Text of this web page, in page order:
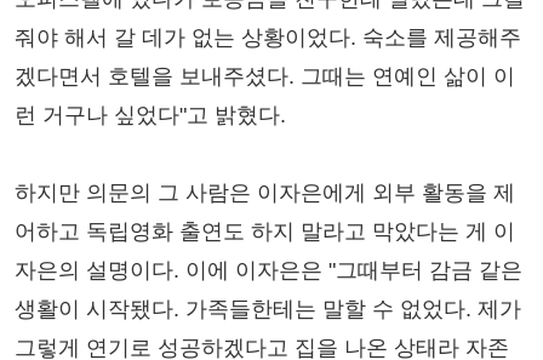
줘야 해서 갈 데가 없는 상황이었다. 숙소를 제공해주
겠다면서 호텔을 보내주셨다. 그때는 연예인 삶이 이
런 거구나 싶었다"고 밝혔다.
하지만 의문의 그 사람은 이자은에게 외부 활동을 제
어하고 독립영화 출연도 하지 말라고 막았다는 게 이
자은의 설명이다. 이에 이자은은 "그때부터 감금 같은
생활이 시작됐다. 가족들한테는 말할 수 없었다. 제가
그렇게 연기로 성공하겠다고 집을 나온 상태라 자존